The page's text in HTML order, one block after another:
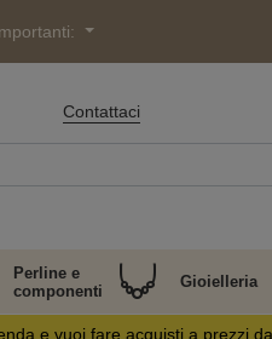
Contattaci
Perline e
componenti
Gioielleria
e vuoi fare acquisti a prezzi